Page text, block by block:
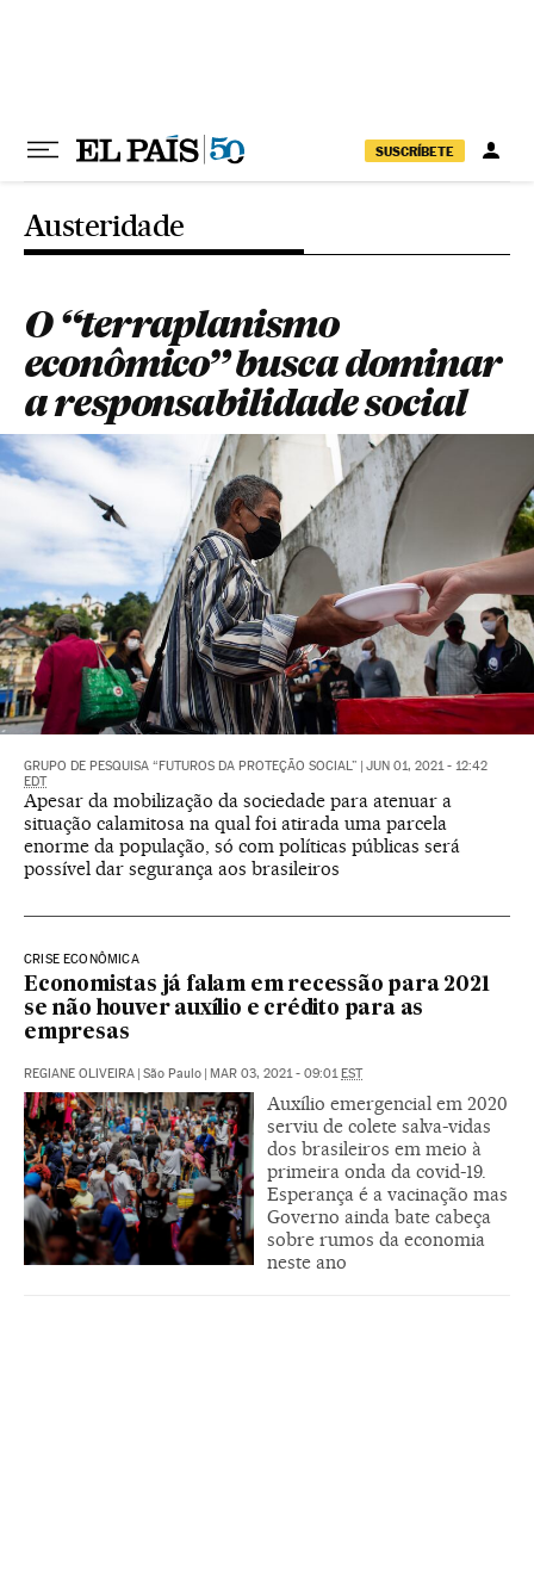
SUSCRÍBETE
Austeridade
O “terraplanismo
econômico” busca dominar
a responsabilidade social
GRUPO DE PESQUISA “FUTUROS DA PROTEÇÃO SOCIAL”
JUN 01, 2021 - 12:42
EDT
Apesar da mobilização da sociedade para atenuar a
situação calamitosa na qual foi atirada uma parcela
enorme da população, só com políticas públicas será
possível dar segurança aos brasileiros
CRISE ECONÔMICA
Economistas já falam em recessão para 2021
se não houver auxílio e crédito para as
empresas
REGIANE OLIVEIRA São Paulo MAR 03, 2021 - 09:01 EST
Auxílio emergencial em 2020
serviu de colete salva-vidas
dos brasileiros em meio à
primeira onda da covid-19.
Esperança é a vacinação mas
Governo ainda bate cabeça
sobre rumos da economia
neste ano